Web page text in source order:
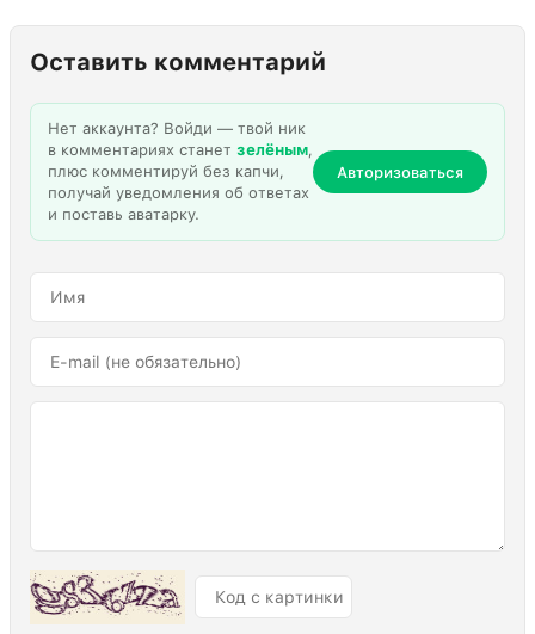
Оставить комментарий
Нет аккаунта? Войди — твой ник
в комментариях станет зелёным,
плюс комментируй без капчи,
получай уведомления об ответах
и поставь аватарку.
Авторизоваться